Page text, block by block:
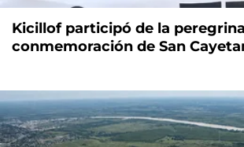
Kicillof participó de la
conmemoración de San